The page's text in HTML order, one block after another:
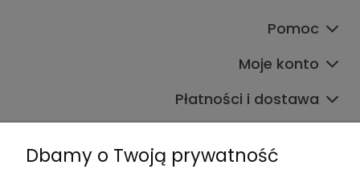
Pomoc
Moje konto
Płatności i dostawa
Dbamy o Twoją prywatność